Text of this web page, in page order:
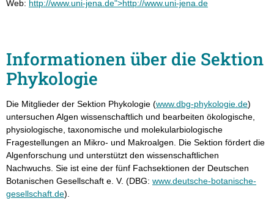
Web: http://www.uni-jena.de">http://www.uni-jena.de
Informationen über die Sektion
Phykologie
Die Mitglieder der Sektion Phykologie (www.dbg-phykologie.de)
untersuchen Algen wissenschaftlich und bearbeiten ökologische,
physiologische, taxonomische und molekularbiologische
Fragestellungen an Mikro- und Makroalgen. Die Sektion fördert die
Algenforschung und unterstützt den wissenschaftlichen
Nachwuchs. Sie ist eine der fünf Fachsektionen der Deutschen
Botanischen Gesellschaft e. V. (DBG: www.deutsche-botanische-
gesellschaft.de).